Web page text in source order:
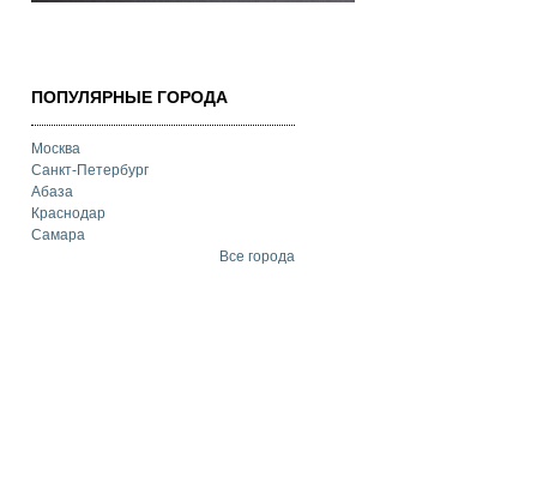
ПОПУЛЯРНЫЕ ГОРОДА
Москва
Санкт-Петербург
Абаза
Краснодар
Самара
Все города